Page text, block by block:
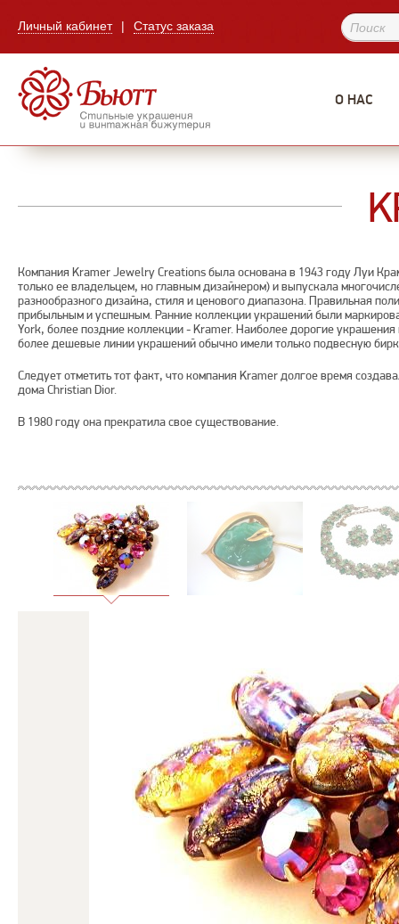
Личный кабинет | Статус заказа
О НАС
Компания Kramer Jewelry Creations была основана в 1943 году Луи
только ее владельцем, но главным дизайнером) и выпускала
разнообразного дизайна, стиля и ценового диапазона. Правильная
прибыльным и успешным. Ранние коллекции украшений были
York, более поздние коллекции - Kramer. Наиболее дорогие украшения
более дешевые линии украшений обычно имели только подвесную
Следует отметить тот факт, что компания Kramer долгое время
дома Christian Dior.
В 1980 году она прекратила свое существование.